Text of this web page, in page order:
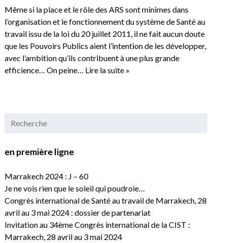
Même si la place et le rôle des ARS sont minimes dans
l’organisation et le fonctionnement du système de Santé au
travail issu de la loi du 20 juillet 2011, il ne fait aucun doute
que les Pouvoirs Publics aient l’intention de les développer,
avec l’ambition qu’ils contribuent à une plus grande
efficience… On peine… Lire la suite »
en première ligne
Marrakech 2024 : J – 60
Je ne vois rien que le soleil qui poudroie…
Congrès international de Santé au travail de Marrakech, 28
avril au 3 mai 2024 : dossier de partenariat
Invitation au 34ème Congrès international de la CIST :
Marrakech, 28 avril au 3 mai 2024